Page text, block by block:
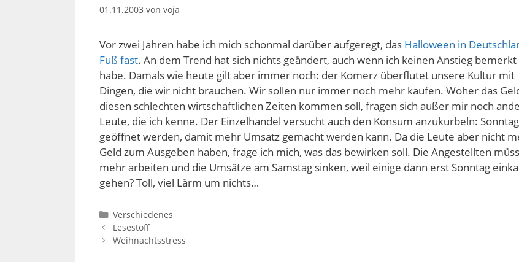
01.11.2003 von voja
Vor zwei Jahren habe ich mich schonmal darüber aufgeregt, das Halloween in
Fuß fast. An dem Trend hat sich nichts geändert, auch wenn ich keinen Anstieg bemerkt
habe. Damals wie heute gilt aber immer noch: der Komerz überflutet unsere Kultur mit
Dingen, die wir nicht brauchen. Wir sollen nur immer noch mehr kaufen. Woher das
diesen schlechten wirtschaftlichen Zeiten kommen soll, fragen sich außer mir noch
Leute, die ich kenne. Der Einzelhandel versucht auch den Konsum anzukurbeln:
geöffnet werden, damit mehr Umsatz gemacht werden kann. Da die Leute aber nicht
Geld zum Ausgeben haben, frage ich mich, was das bewirken soll. Die Angestellten
mehr arbeiten und die Umsätze am Samstag sinken, weil einige dann erst Sonntag
gehen? Toll, viel Lärm um nichts…
Kategorien
Verschiedenes
Lesestoff
Weihnachtsstress